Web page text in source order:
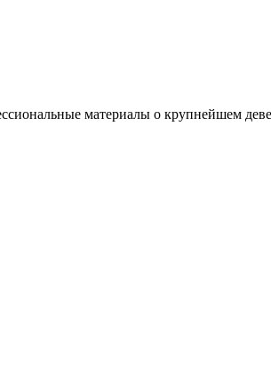
материалы о крупнейшем